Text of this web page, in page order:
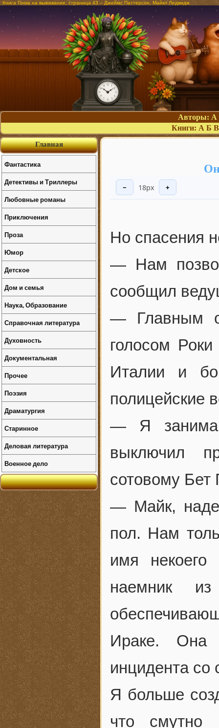
Книга Гонка на выживание, страница 43 – Джеймс Паттерсон, Майкл Ледвидж
Авторы: А
Книги: А Б В
− 18px +
Но спасения
— Нам
сообщил
— Главным
голосом
Италии и
полицейские
— Я
выключил
сотовому Бет
— Майк,
пол. Нам
имя
наемник из
Ираке. Она
инцидента со
Я больше
что смутно
Главная
Фантастика
Детективы и Триллеры
Любовные романы
Приключения
Проза
Юмор
Детское
Дом и семья
Наука, Образование
Справочная литература
Духовность
Документальная
Прочее
Поэзия
Драматургия
Старинное
Деловая литература
Военное дело